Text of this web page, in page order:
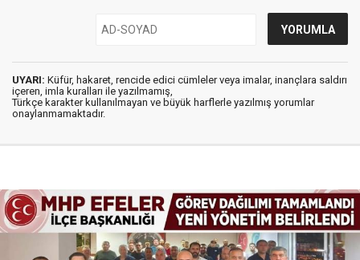
UYARI: Küfür, hakaret, rencide edici cümleler veya imalar, inançlara saldırı
içeren, imla kuralları ile yazılmamış,
Türkçe karakter kullanılmayan ve büyük harflerle yazılmış yorumlar
onaylanmamaktadır.